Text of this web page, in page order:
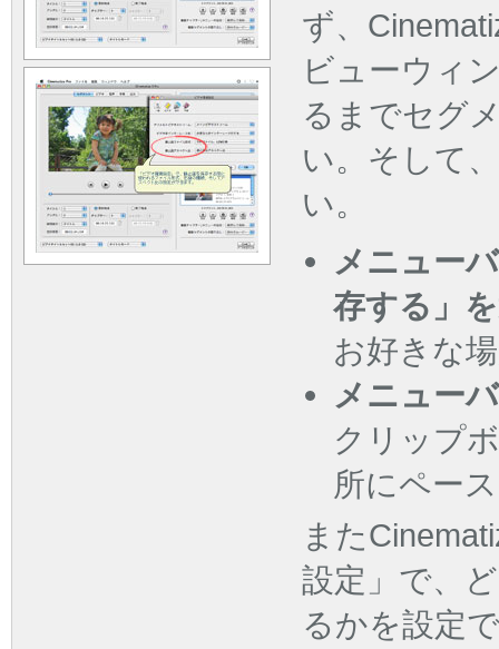
ず、
ビューウィ
るまでセグ
い。そして
い。
メニュー
存する」
お好きな
メニュー
クリップ
所にペー
また
設定」で、
るかを設定